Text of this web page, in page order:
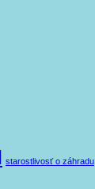
starostlivosť o záhradu